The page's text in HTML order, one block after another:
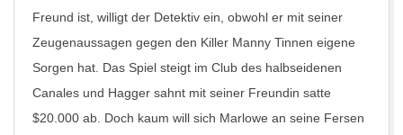
Freund ist, willigt der Detektiv ein, obwohl er mit seiner
Zeugenaussagen gegen den Killer Manny Tinnen eigene
Sorgen hat. Das Spiel steigt im Club des halbseidenen
Canales und Hagger sahnt mit seiner Freundin satte
$20.000 ab. Doch kaum will sich Marlowe an seine Fersen